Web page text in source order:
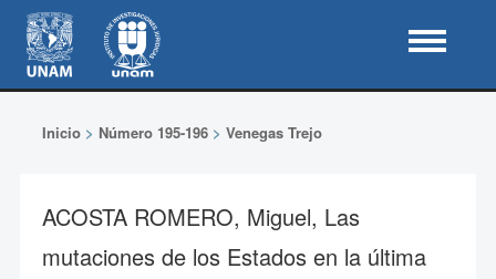
Inicio> Número 195-196> Venegas Trejo
ACOSTA ROMERO, Miguel, Las
mutaciones de los Estados en la última